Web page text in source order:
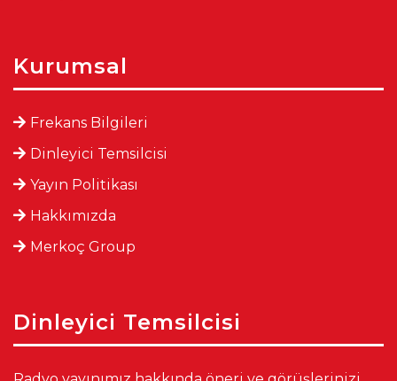
Kurumsal
Frekans Bilgileri
Dinleyici Temsilcisi
Yayın Politikası
Hakkımızda
Merkoç Group
Dinleyici Temsilcisi